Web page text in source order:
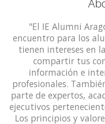
"El IE Alumni
encuentro para los
tienen intereses en
compartir tus
información e
profesionales.
parte de expertos,
ejecutivos
Los principios y